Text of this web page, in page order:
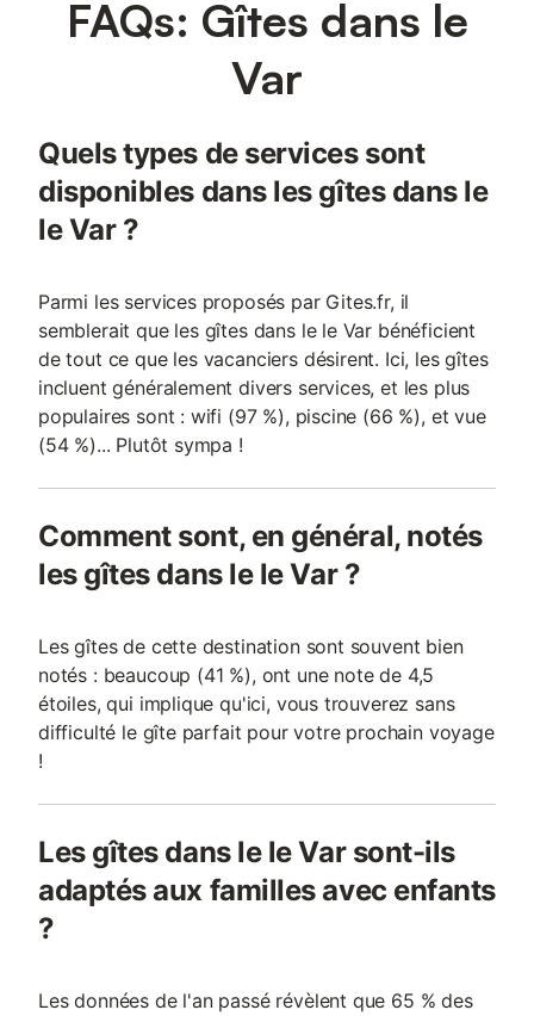
FAQs: Gîtes dans le
Var
Quels types de services sont
disponibles dans les gîtes dans le
le Var ?
Parmi les services proposés par Gites.fr, il
semblerait que les gîtes dans le le Var bénéficient
de tout ce que les vacanciers désirent. Ici, les gîtes
incluent généralement divers services, et les plus
populaires sont : wifi (97 %), piscine (66 %), et vue
(54 %)... Plutôt sympa !
Comment sont, en général, notés
les gîtes dans le le Var ?
Les gîtes de cette destination sont souvent bien
notés : beaucoup (41 %), ont une note de 4,5
étoiles, qui implique qu'ici, vous trouverez sans
difficulté le gîte parfait pour votre prochain voyage
!
Les gîtes dans le le Var sont-ils
adaptés aux familles avec enfants
?
Les données de l'an passé révèlent que 65 % des